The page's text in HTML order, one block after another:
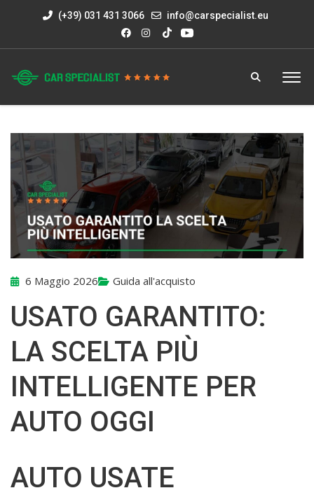
(+39) 031 431 3066 info@carspecialist.eu
6 Maggio 2026 Guida all'acquisto
USATO GARANTITO:
LA SCELTA PIÙ
INTELLIGENTE PER
AUTO OGGI
AUTO USATE